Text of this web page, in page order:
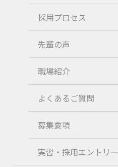
採用プロセス
先輩の声
職場紹介
よくあるご質問
募集要項
実習・採用エントリー